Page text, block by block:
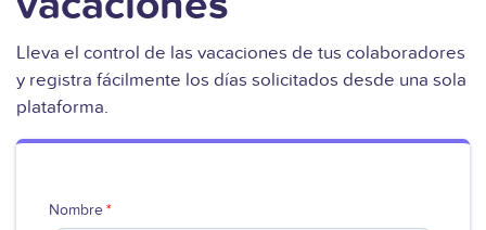
Lleva el control de las vacaciones de tus colaboradores
y registra fácilmente los días solicitados desde una sola
plataforma.
Nombre*